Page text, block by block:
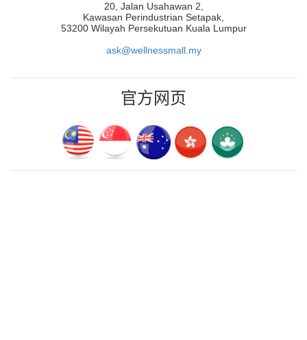
20, Jalan Usahawan 2,
Kawasan Perindustrian Setapak,
53200 Wilayah Persekutuan Kuala Lumpur
ask@wellnessmall.my
官方网页